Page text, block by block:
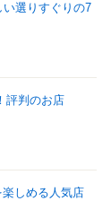
選りすぐりの7
評判のお店
しめる人気店